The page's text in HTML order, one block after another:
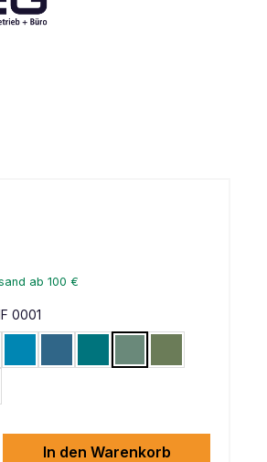
ab 100 €
0001
3003
In den Warenkorb